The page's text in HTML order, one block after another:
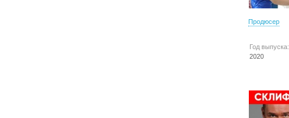
Продюсер
Год выпуска:
2020